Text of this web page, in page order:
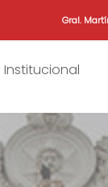
Gral.
Institucional